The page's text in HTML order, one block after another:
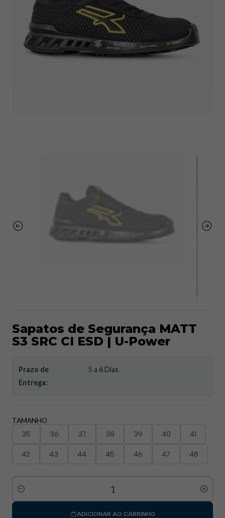
Sapatos de Segurança MATT
S3 SRC CI ESD | U-Power
Prazo de
Entrega:
5 a 6 Dias
TAMANHO
35 36 37 38 39 40 41
42 43 44 45 46 47 48
Quantidade
ADICIONAR AO CARRINHO